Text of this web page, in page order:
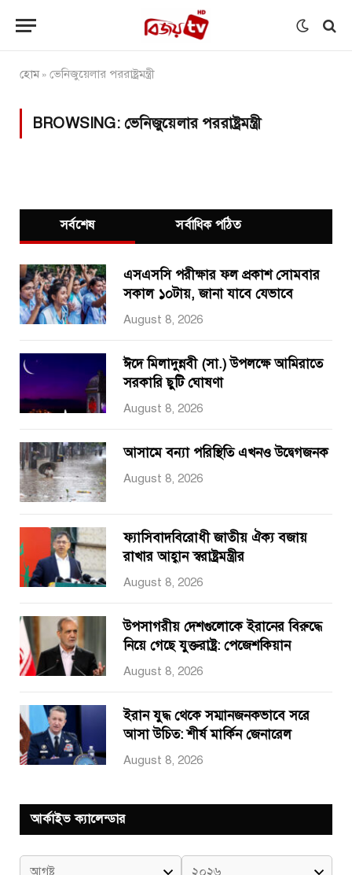
হোম» ভেনিজুয়েলার পররাষ্ট্রমন্ত্রী
BROWSING: ভেনিজুয়েলার পররাষ্ট্রমন্ত্রী
সর্বশেষ সর্বাধিক পঠিত
এসএসসি পরীক্ষার ফল প্রকাশ সোমবার
সকাল ১০টায়, জানা যাবে যেভাবে
August 8, 2026
ঈদে মিলাদুন্নবী (সা.) উপলক্ষে আমিরাতে
সরকারি ছুটি ঘোষণা
August 8, 2026
আসামে বন্যা পরিস্থিতি এখনও উদ্বেগজনক
August 8, 2026
ফ্যাসিবাদবিরোধী জাতীয় ঐক্য বজায়
রাখার আহ্বান স্বরাষ্ট্রমন্ত্রীর
August 8, 2026
উপসাগরীয় দেশগুলোকে ইরানের বিরুদ্ধে
নিয়ে গেছে যুক্তরাষ্ট্র: পেজেশকিয়ান
August 8, 2026
ইরান যুদ্ধ থেকে সম্মানজনকভাবে সরে
আসা উচিত: শীর্ষ মার্কিন জেনারেল
August 8, 2026
আর্কাইভ ক্যালেন্ডার